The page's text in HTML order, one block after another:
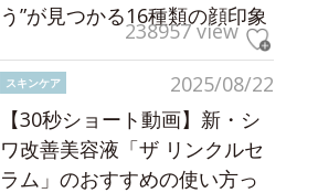
う”が見つかる16種類の顔印象
238957 view
2025/08/22
スキンケア
【30秒ショート動画】新・シ
ワ改善美容液「ザ リンクルセ
ラム」のおすすめの使い方っ